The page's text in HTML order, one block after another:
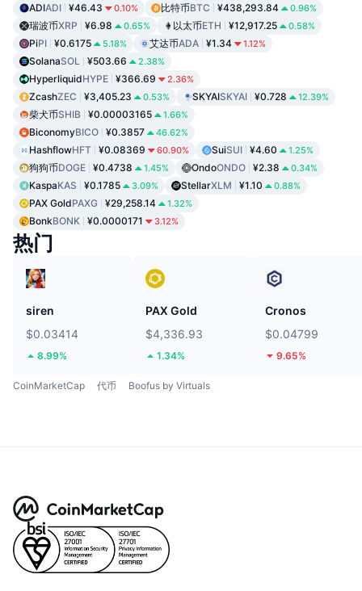
ADIADI ¥46.43 0.10% 比特币BTC ¥438,293.84 0.96%
瑞波币XRP ¥6.98 0.65% 以太币ETH ¥12,917.25 0.58%
PiPI ¥0.6175 5.18% 艾达币ADA ¥1.34 1.12%
SolanaSOL ¥503.66 2.38%
HyperliquidHYPE ¥366.69 2.36%
ZcashZEC ¥3,405.23 0.53% SKYAISKYAI ¥0.728 12.39%
柴犬币SHIB ¥0.00003165 1.66%
BiconomyBICO ¥0.3857 46.62%
HashflowHFT ¥0.08369 60.90% SuiSUI ¥4.60 1.25%
狗狗币DOGE ¥0.4738 1.45% OndoONDO ¥2.38 0.34%
KaspaKAS ¥0.1785 3.09% StellarXLM ¥1.10 0.88%
PAX GoldPAXG ¥29,258.14 1.32%
BonkBONK ¥0.0000171 3.12%
热门
siren
$0.03414
8.99%
PAX Gold
$4,336.93
1.34%
Cronos
$0.04799
9.65%
CoinMarketCap 代币 Boofus by Virtuals